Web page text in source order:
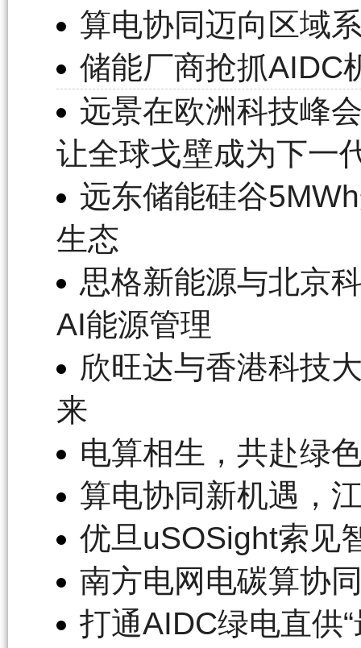
算电协同迈向区域
储能厂商抢抓AIDC
远景在欧洲科技峰
让全球戈壁成为下一
远东储能硅谷
生态
思格新能源与北京
AI能源管理
欣旺达与香港科技
来
电算相生，共赴绿
算电协同新机遇，
优旦uSOSight索见
南方电网电碳算协
打通AIDC绿电直供